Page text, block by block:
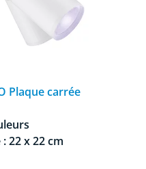
Plaque carrée
22 x 22 cm